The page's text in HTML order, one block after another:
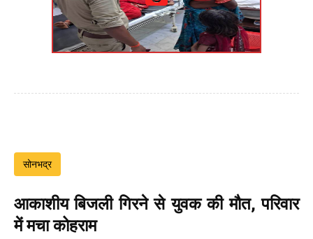
सोनभद्र
आकाशीय बिजली गिरने से युवक की मौत, परिवार
में मचा कोहराम